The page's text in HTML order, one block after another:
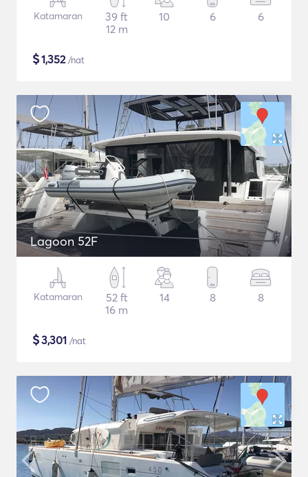
Katamaran
39 ft
12 m
10 6 6
$1,352/nat
Lagoon 52F
Katamaran
52 ft
16 m
14 8 8
$3,301 /nat